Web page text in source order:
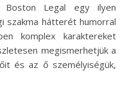
Boston Legal egy ilyen
szakma hátterét humorral
komplex karaktereket
megismerhetjük a
és az ő személyiségük,